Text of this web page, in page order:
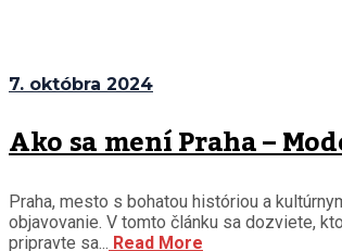
7. októbra 2024
Ako sa mení Praha –
Praha, mesto s bohatou históriou a
objavovanie. V tomto článku sa dozviete,
pripravte sa... Read More